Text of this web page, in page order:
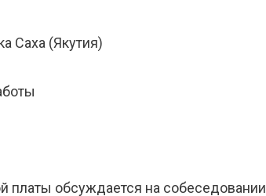
Саха (Якутия)
платы обсуждается на собеседовании